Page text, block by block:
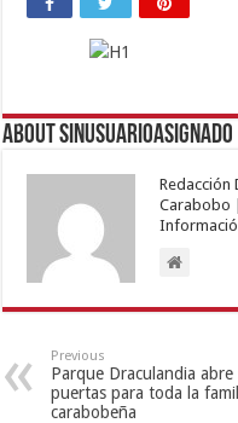
About sinusuarioasignado
Redacción
Carabobo
Previous
Parque Draculandia abre
puertas para toda la
carabobeña